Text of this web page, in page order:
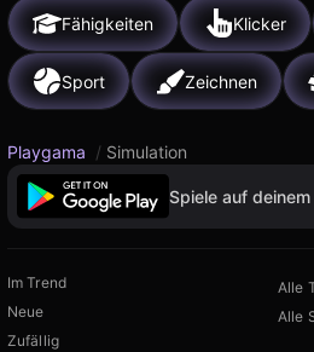
Fähigkeiten Klicker
Sport Zeichnen
Playgama / Simulation
Spiele auf
Im Trend
Neue
Zufällig
Alle
Alle